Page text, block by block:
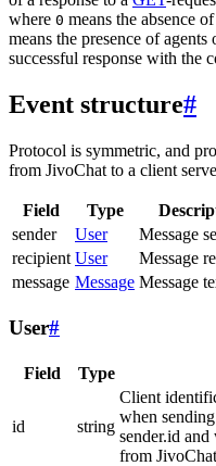
where 0 means the absence
means the presence of
successful response with the
Event structure#
Protocol is symmetric, and
from JivoChat to a client
Field Type
sender
User
Message
recipient User
Message
message Message Message
User#
Field Type
id string
Client
when
sender.id
from